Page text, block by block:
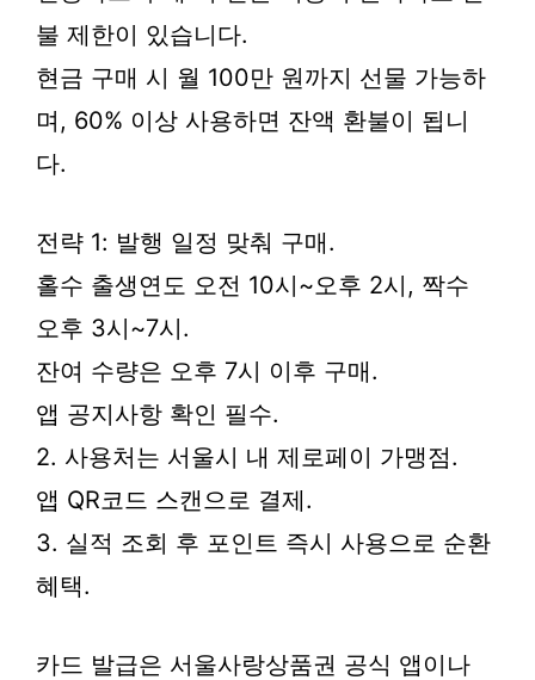
불 제한이 있습니다.
현금 구매 시 월 100만 원까지 선물 가능하
며, 60% 이상 사용하면 잔액 환불이 됩니
다.
전략 1: 발행 일정 맞춰 구매.
홀수 출생연도 오전 10시~오후 2시, 짝수
오후 3시~7시.
잔여 수량은 오후 7시 이후 구매.
앱 공지사항 확인 필수.
2. 사용처는 서울시 내 제로페이 가맹점.
앱 QR코드 스캔으로 결제.
3. 실적 조회 후 포인트 즉시 사용으로 순환
혜택.
카드 발급은 서울사랑상품권 공식 앱이나